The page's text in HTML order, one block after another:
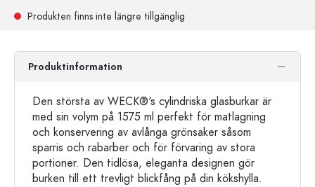
Produkten finns inte längre tillgänglig
Produktinformation
Den största av WECK®'s cylindriska glasburkar är
med sin volym på 1575 ml perfekt för matlagning
och konservering av avlånga grönsaker såsom
sparris och rabarber och för förvaring av stora
portioner. Den tidlösa, eleganta designen gör
burken till ett trevligt blickfång på din kökshylla.